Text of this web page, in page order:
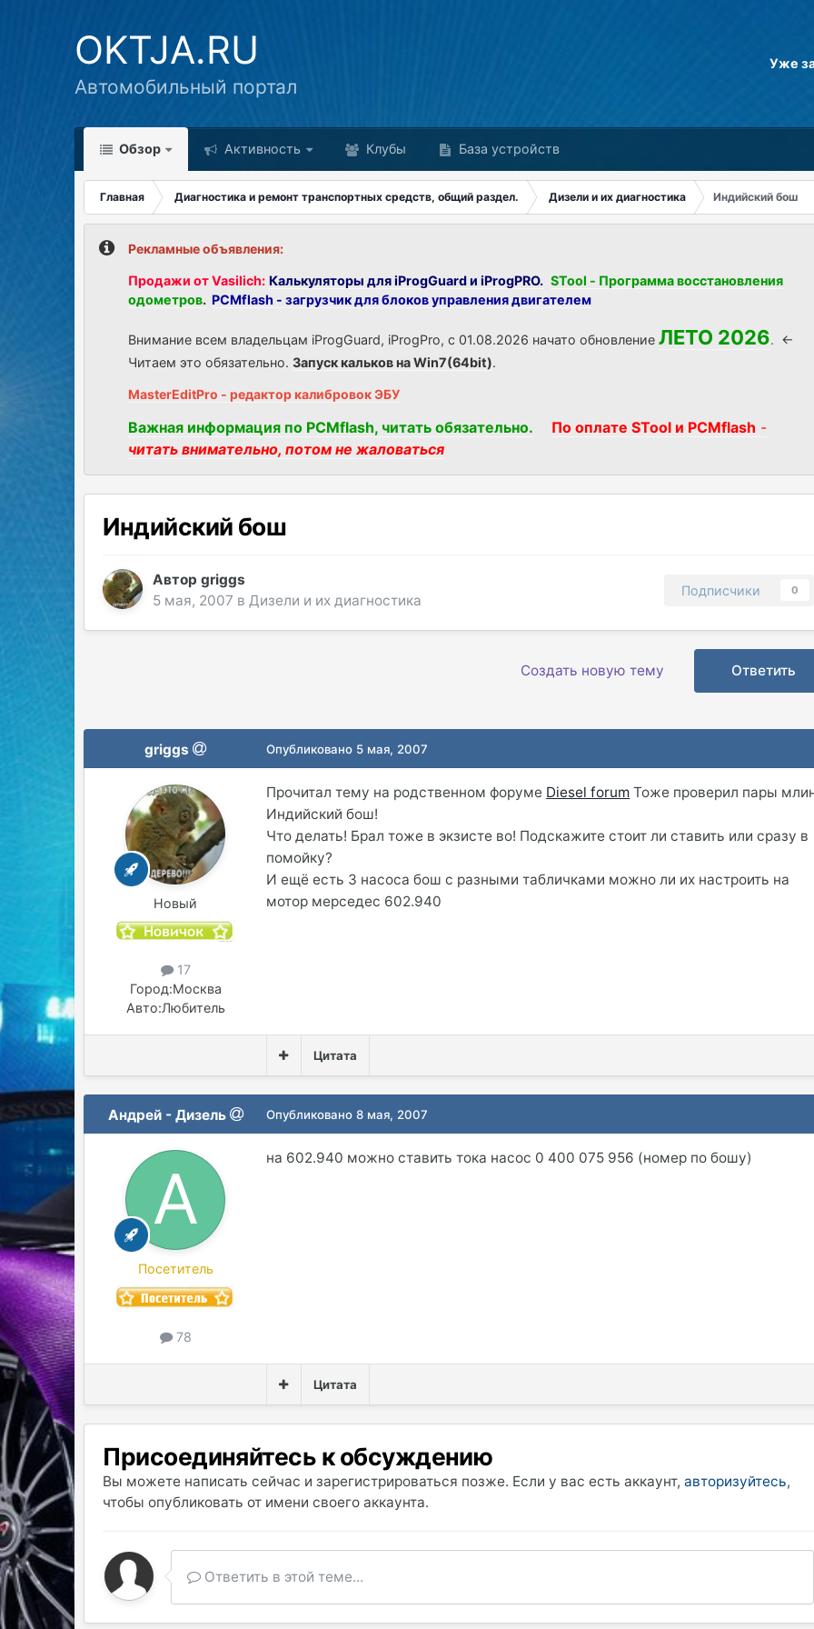
OKTJA.RU
Автомобильный портал
Уже
Обзор Активность Клубы База устройств
Главная Диагностика и ремонт транспортных средств, общий раздел. Дизели и их диагностика Индийский бош
Рекламные объявления:
Продажи от Vasilich: Калькуляторы для iProgGuard и iProgPRO. STool - Программа восстановления
одометров. PCMflash - загрузчик для блоков управления двигателем
Внимание всем владельцам iProgGuard, iProgPro, с 01.08.2026 начато обновлениеЛЕТО 2026. <-
Читаем это обязательно.Запуск кальков на Win7(64bit).
MasterEditPro - редактор калибровок ЭБУ
Важная информация по PCMflash, читать обязательно. По оплате STool и PCMflash -
читать внимательно, потом не жаловаться
Индийский бош
Авторgriggs
5 мая, 2007 вДизели и их диагностика
Подписчики 0
Ответить
Создать новую тему
griggs
Новый
17
Город:Москва
Авто:Любитель
Опубликовано 5 мая, 2007
Прочитал тему на родственном форуме Diesel forum Тоже проверил пары
Индийский бош!
Что делать! Брал тоже в экзисте во! Подскажите стоит ли ставить или сразу в
помойку?
И ещё есть 3 насоса бош с разными табличками можно ли их настроить на
мотор мерседес 602.940
Цитата
Андрей - Дизель
Посетитель
78
Опубликовано8 мая, 2007
на 602.940 можно ставить тока насос 0 400 075 956 (номер по бошу)
Цитата
Присоединяйтесь к обсуждению
Вы можете написать сейчас и зарегистрироваться позже. Если у вас есть аккаунт,авторизуйтесь,
чтобы опубликовать от имени своего аккаунта.
Ответить в этой теме...